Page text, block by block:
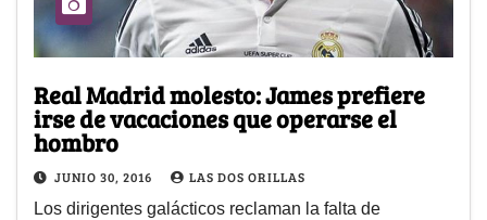
Real Madrid molesto: James prefiere
irse de vacaciones que operarse el
hombro
JUNIO 30, 2016 LAS DOS ORILLAS
Los dirigentes galácticos reclaman la falta de